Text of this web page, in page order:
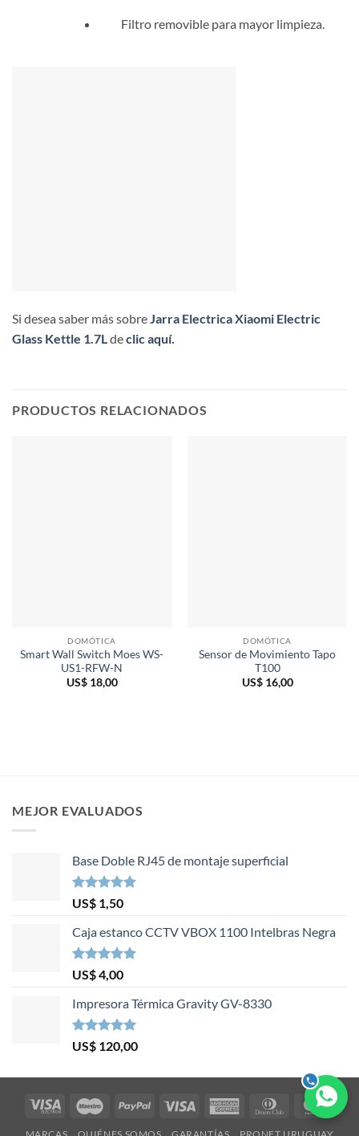
Filtro removible para mayor limpieza.
Si desea saber más sobreJarra Electrica Xiaomi Electric
Glass Kettle 1.7Ldeclic aquí.
PRODUCTOS RELACIONADOS
DOMÓTICA
Smart Wall Switch Moes WS-
US1-RFW-N
US$18,00
DOMÓTICA
Sensor de Movimiento Tapo
T100
US$16,00
MEJOR EVALUADOS
Base Doble RJ45 de montaje superficial
Valorado en
5.00 de 5
US$ 1,50
Caja estanco CCTV VBOX 1100 Intelbras Negra
Valorado en
5.00 de 5
US$4,00
Impresora Térmica Gravity GV-8330
Valorado en
5.00 de 5
US$ 120,00
Visa
Maestro PayPal Visa
American
Dinners